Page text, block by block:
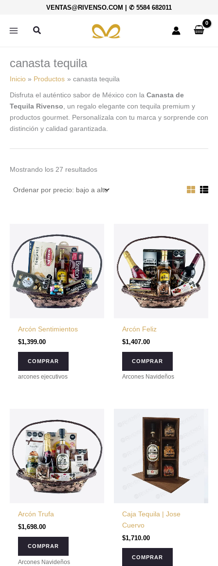
contenido
VENTAS@RIVENSO.COM | ✆ 5584 682011
Buscar
canasta tequila
Inicio Productos canasta tequila
Disfruta el auténtico sabor de México con la Canasta de
Tequila Rivenso, un regalo elegante con tequila premium y
productos gourmet. Personalízala con tu marca y sorprende con
distinción y calidad garantizada.
Mostrando los 27 resultados
por
bajo
a
alto
Arcón Sentimientos
$1,399.00
COMPRAR
arcones ejecutivos
Arcón Feliz
$1,407.00
COMPRAR
Arcones Navideños
Arcón Trufa
$1,698.00
COMPRAR
Arcones Navideños
Caja Tequila | Jose
Cuervo
$1,710.00
COMPRAR